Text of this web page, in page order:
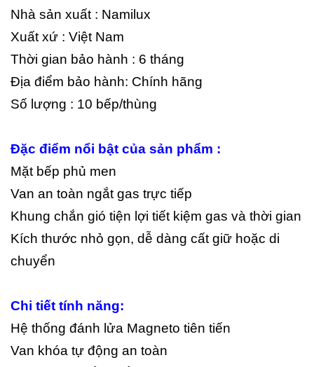
Nhà sản xuất : Namilux
Xuất xứ : Việt Nam
Thời gian bảo hành : 6 tháng
Địa điểm bảo hành: Chính hãng
Số lượng : 10 bếp/thùng
Đặc điểm nổi bật của sản phẩm :
Mặt bếp phủ men
Van an toàn ngắt gas trực tiếp
Khung chắn gió tiện lợi tiết kiệm gas và thời gian
Kích thước nhỏ gọn, dễ dàng cất giữ hoặc di
chuyển
Chi tiết tính năng:
Hệ thống đánh lửa Magneto tiên tiến
Van khóa tự động an toàn